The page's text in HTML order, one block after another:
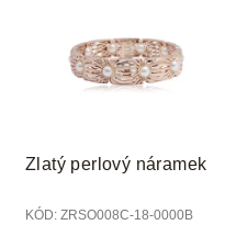
Zlatý perlový náramek
KÓD: ZRSO008C-18-0000B